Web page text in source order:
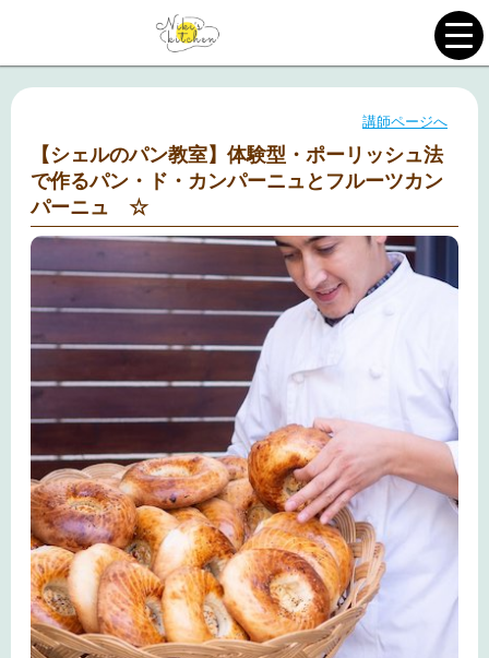
講師ページへ
【シェルのパン教室】体験型・ポーリッシュ法
で作るパン・ド・カンパーニュとフルーツカン
パーニュ ☆